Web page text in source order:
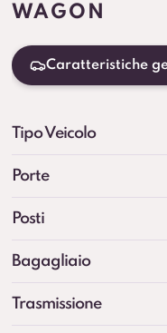
WAGON
Caratteristiche
Tipo Veicolo
Porte
Posti
Bagagliaio
Trasmissione